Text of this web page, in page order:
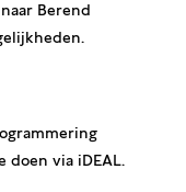
Berend
via iDEAL.